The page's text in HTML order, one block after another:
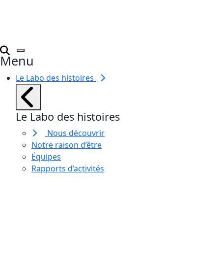
Menu
Le Labo des histoires
Le Labo des histoires
Nous découvrir
Notre raison d’être
Équipes
Rapports d’activités